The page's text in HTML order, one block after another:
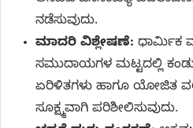
ನಡೆಸುವುದು.
ಮಾದರಿ ವಿಶ್ಲೇಷಣೆ: ಧಾರ್ಮಿಕ
ಸಮುದಾಯಗಳ ಮಟ್ಟದಲ್ಲಿ
ಏರಿಳಿತಗಳು ಹಾಗೂ ಯೋಜಿತ
ಸೂಕ್ಷ್ಮವಾಗಿ ಪರಿಶೀಲಿಸುವುದು.